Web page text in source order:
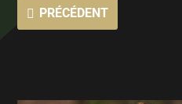
PRÉCÉDENT